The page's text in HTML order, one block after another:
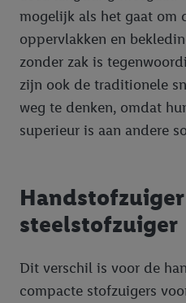
mogelijk als het gaat om
oppervlakken en
zonder zak is
zijn ook de traditionele
weg te denken, omdat
superieur is aan andere
Handstofzuiger
steelstofzuiger
Dit verschil is voor de
compacte stofzuigers